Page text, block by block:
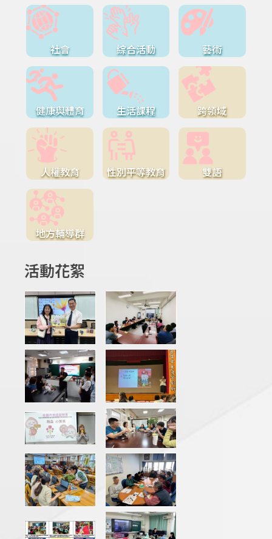
社會 綜合活動 藝術
健康與體育 生活課程 跨領域
人權教育 性別平等教育 雙語
地方輔導群
活動花絮